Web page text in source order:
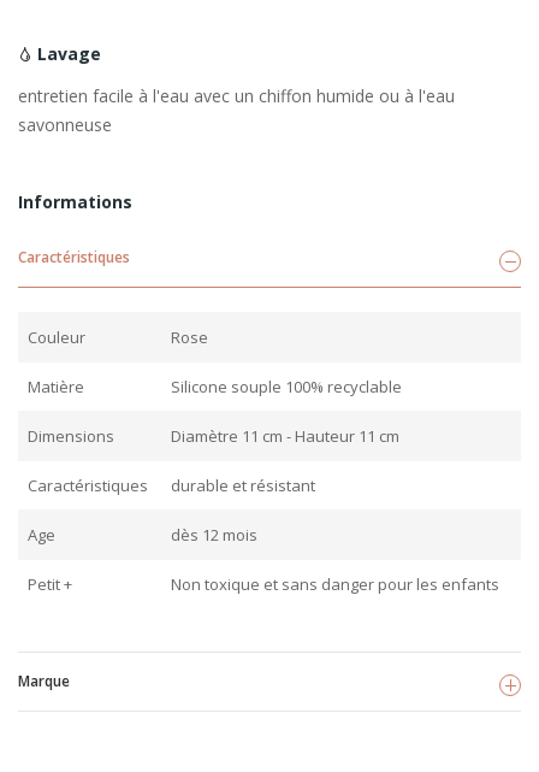
Lavage
entretien facile à l'eau avec un chiffon humide ou à l'eau
savonneuse
Informations
Caractéristiques
Couleur Rose
Matière Silicone souple 100% recyclable
Dimensions Diamètre 11 cm - Hauteur 11 cm
Caractéristiques durable et résistant
Age dès 12 mois
Petit + Non toxique et sans danger pour les enfants
Marque